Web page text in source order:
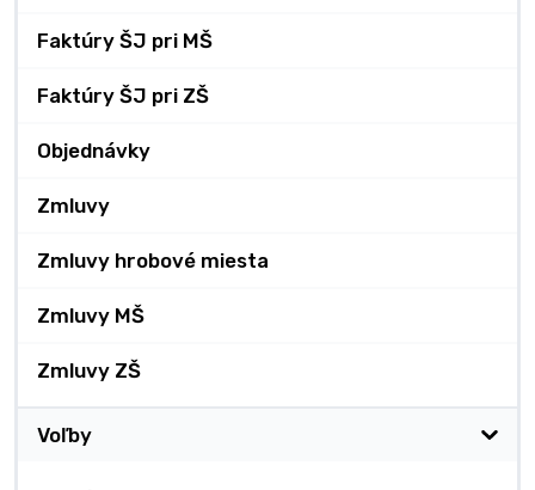
Faktúry ŠJ pri MŠ
Faktúry ŠJ pri ZŠ
Objednávky
Zmluvy
Zmluvy hrobové miesta
Zmluvy MŠ
Zmluvy ZŠ
Voľby